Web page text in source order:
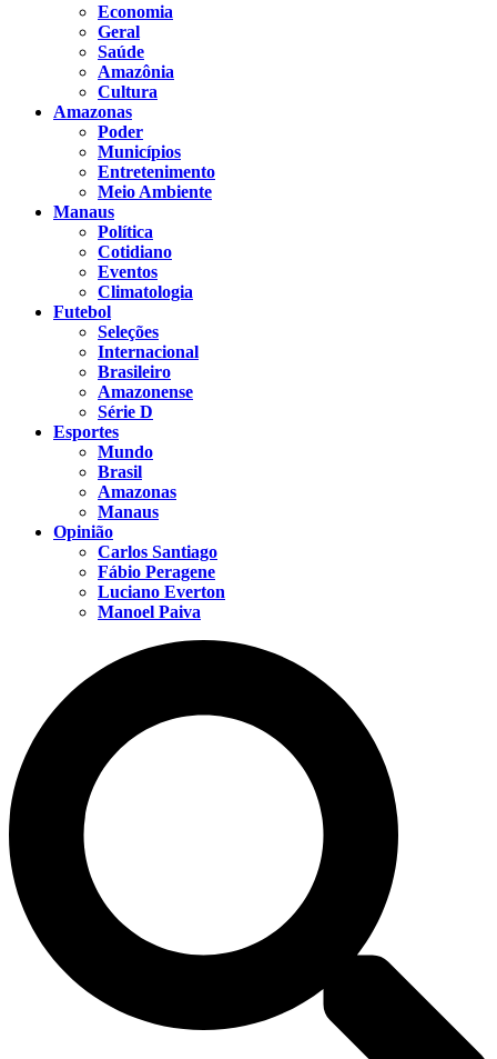
Economia
Geral
Saúde
Amazônia
Cultura
Amazonas
Poder
Municípios
Entretenimento
Meio Ambiente
Manaus
Política
Cotidiano
Eventos
Climatologia
Futebol
Seleções
Internacional
Brasileiro
Amazonense
Série D
Esportes
Mundo
Brasil
Amazonas
Manaus
Opinião
Carlos Santiago
Fábio Peragene
Luciano Everton
Manoel Paiva